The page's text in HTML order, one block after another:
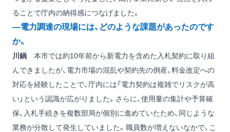
ることで庁内の納得感につなげました。
―電力調達の現場には、どのような課題があったのです
か。
川鍋 本市では約10年前から新電力を含めた入札契約に取り組
んできましたが、電力市場の混乱や契約先の倒産、料金改定への
対応を経験したことで、庁内には「電力契約は複雑でリスクが高
い」という認識が広がりました。さらに、使用量の集計や予算確
保、入札手続きを複数部局が個別に進めていたため、同じような
業務が分散して発生していました。職員数が増えないなかで、こ